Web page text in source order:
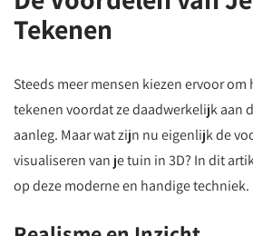
Tekenen
Steeds meer mensen kiezen ervoor
tekenen voordat ze daadwerkelijk aan
aanleg. Maar wat zijn nu eigenlijk de
visualiseren van je tuin in 3D? In dit
op deze moderne en handige techniek.